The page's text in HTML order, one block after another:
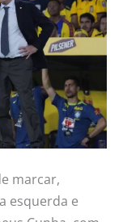
marcar,
esquerda e